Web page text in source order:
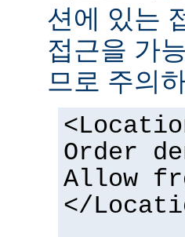
션에 있는
접근을 가
므로 주의
Order
Allow
</